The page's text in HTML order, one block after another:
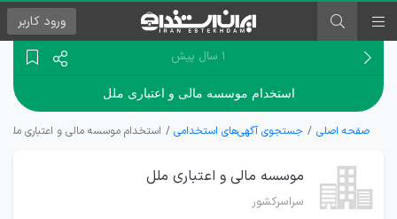
ورود کاربر
۱ سال پیش
استخدام موسسه مالی و اعتباری ملل
صفحه اصلی جستجوی آگهی‌های استخدامی استخدام موسسه مالی و اعتباری ملل
موسسه مالی و اعتباری ملل
سراسرکشور